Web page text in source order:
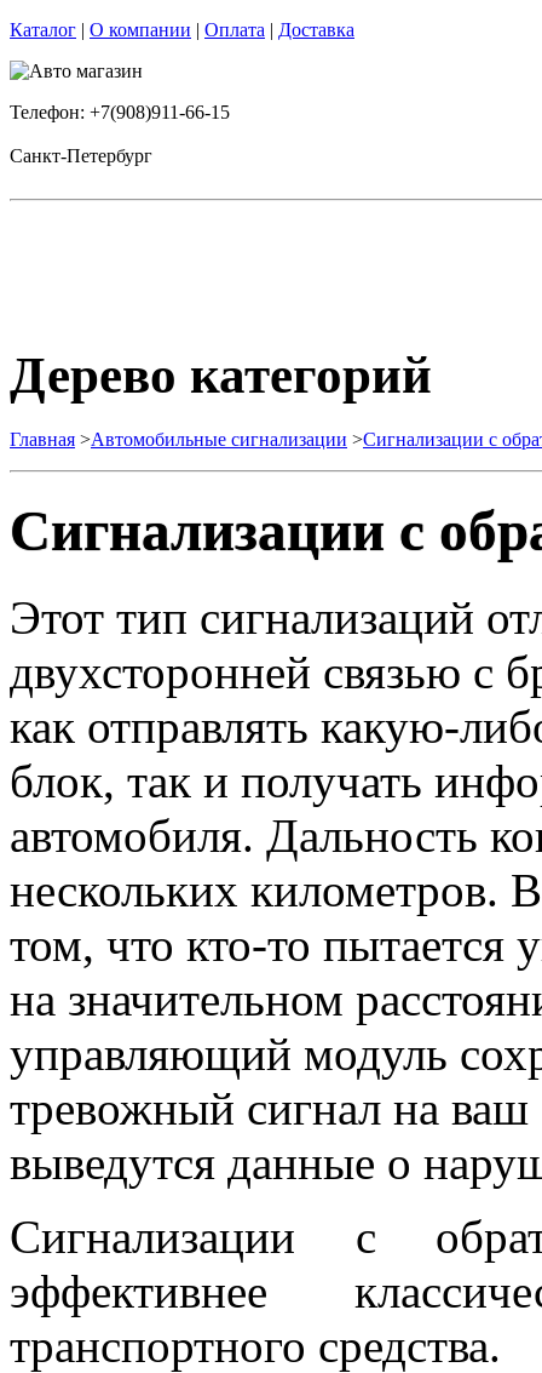
Каталог | О компании | Оплата | Доставка
Телефон: +7(908)911-66-15
Санкт-Петербург
Дерево категорий
Главная >Автомобильные сигнализации >Сигнализации с
Сигнализации с
Этот тип сигнализаций
двухсторонней связью с
как отправлять какую-
блок, так и получать
автомобиля. Дальность
нескольких километров.
том, что кто-то пытается
на значительном
управляющий модуль
тревожный сигнал на ваш
выведутся данные о
Сигнализации с
эффективнее
транспортного средства.